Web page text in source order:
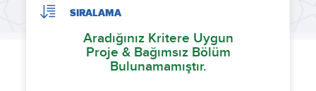
SIRALAMA
Aradığınız Kritere Uygun
Proje & Bağımsız Bölüm
Bulunamamıştır.